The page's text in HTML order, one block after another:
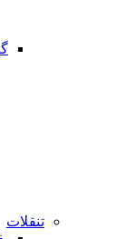
تنقلات